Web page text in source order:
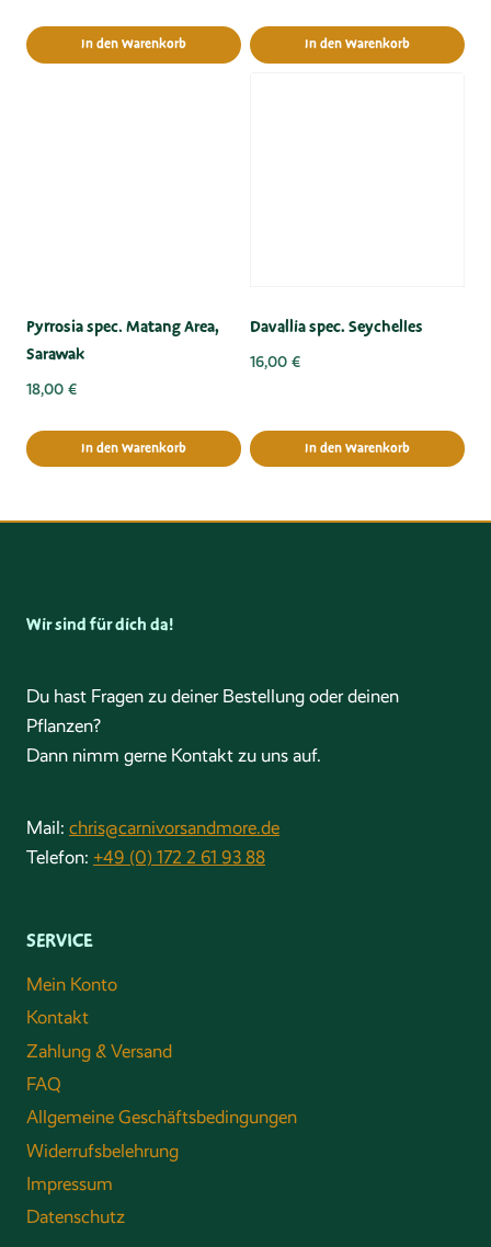
In den Warenkorb In den Warenkorb
Pyrrosia spec. Matang Area,
Sarawak
18,00 €
In den Warenkorb
Davallia spec. Seychelles
16,00 €
In den Warenkorb
Wir sind für dich da!
Du hast Fragen zu deiner Bestellung oder deinen
Pflanzen?
Dann nimm gerne Kontakt zu uns auf.
Mail: chris@carnivorsandmore.de
Telefon: +49 (0) 172 2 61 93 88
SERVICE
Mein Konto
Kontakt
Zahlung & Versand
FAQ
Allgemeine Geschäftsbedingungen
Widerrufsbelehrung
Impressum
Datenschutz